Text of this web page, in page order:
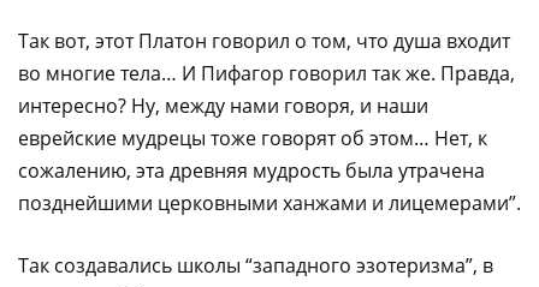
Так вот, этот Платон говорил о том, что душа входит
во многие тела… И Пифагор говорил так же. Правда,
интересно? Ну, между нами говоря, и наши
еврейские мудрецы тоже говорят об этом… Нет, к
сожалению, эта древняя мудрость была утрачена
позднейшими церковными ханжами и лицемерами”.
Так создавались школы “западного эзотеризма”, в